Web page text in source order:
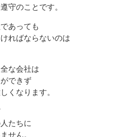
守のことです。
あっても
ればならないのは
な会社は
できず
くなります。
たちに
せん。